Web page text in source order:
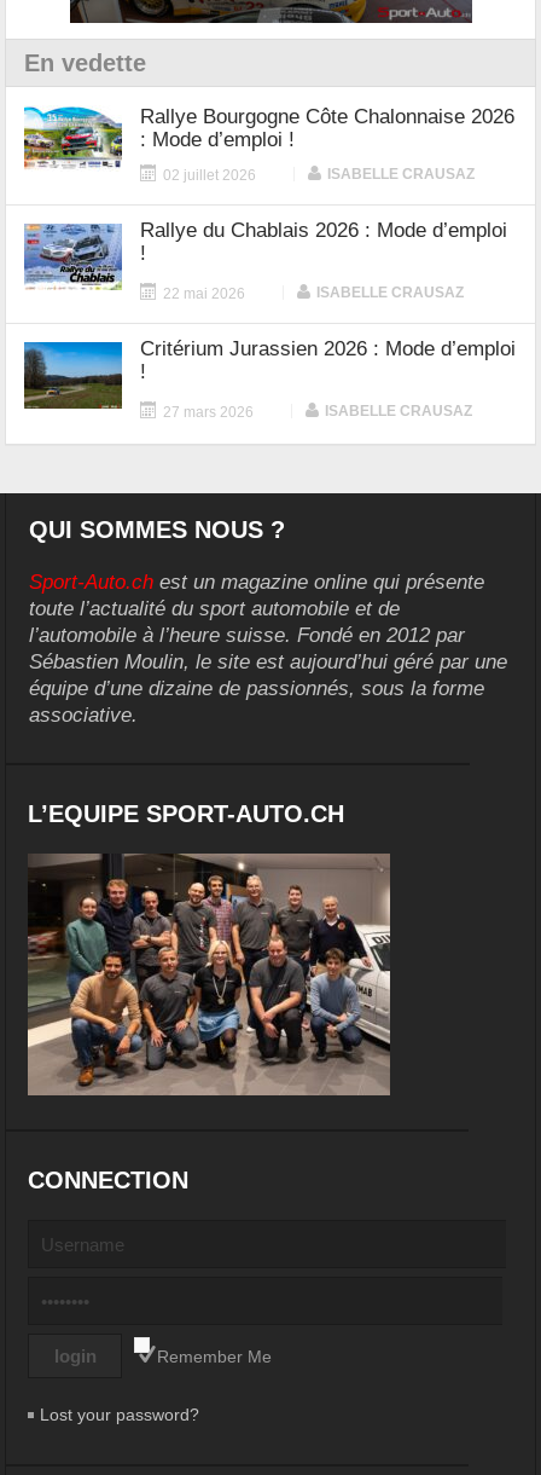
En vedette
Rallye Bourgogne Côte Chalonnaise 2026
: Mode d’emploi !
02 juillet 2026 ISABELLE CRAUSAZ
Rallye du Chablais 2026 : Mode d’emploi
!
22 mai 2026 ISABELLE CRAUSAZ
Critérium Jurassien 2026 : Mode d’emploi
!
27 mars 2026 ISABELLE CRAUSAZ
QUI SOMMES NOUS ?
Sport-Auto.ch est un magazine online qui présente
toute l’actualité du sport automobile et de
l’automobile à l’heure suisse. Fondé en 2012 par
Sébastien Moulin, le site est aujourd’hui géré par une
équipe d’une dizaine de passionnés, sous la forme
associative.
L’EQUIPE SPORT-AUTO.CH
CONNECTION
Remember Me
Lost your password?